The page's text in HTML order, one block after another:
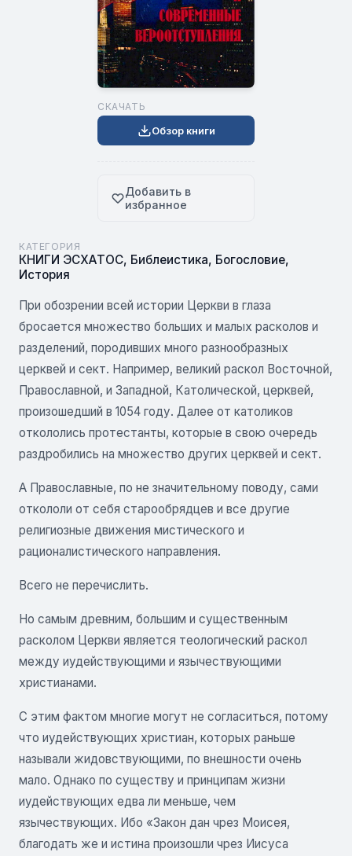
СКАЧАТЬ
Обзор книги
Добавить в
избранное
КАТЕГОРИЯ
КНИГИ ЭСХАТОС, Библеистика, Богословие,
История
При обозрении всей истории Церкви в глаза
бросается множество больших и малых расколов и
разделений, породивших много разнообразных
церквей и сект. Например, великий раскол Восточной,
Православной, и Западной, Католической, церквей,
произошедший в 1054 году. Далее от католиков
откололись протестанты, которые в свою очередь
раздробились на множество других церквей и сект.
А Православные, по не значительному поводу, сами
откололи от себя старообрядцев и все другие
религиозные движения мистического и
рационалистического направления.
Всего не перечислить.
Но самым древним, большим и существенным
расколом Церкви является теологический раскол
между иудействующими и язычествующими
христианами.
С этим фактом многие могут не согласиться, потому
что иудействующих христиан, которых раньше
называли жидовствующими, по внешности очень
мало. Однако по существу и принципам жизни
иудействующих едва ли меньше, чем
язычествующих. Ибо «Закон дан чрез Моисея,
благодать же и истина произошли чрез Иисуса